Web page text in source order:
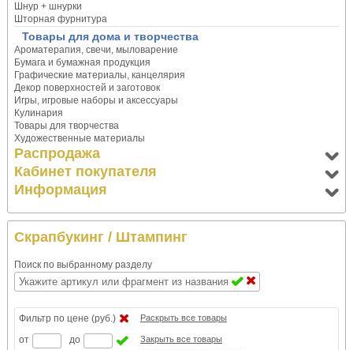
Шнур + шнурки
Шторная фурнитура
Товары для дома и творчества
Ароматерапия, свечи, мыловарение
Бумага и бумажная продукция
Графические материалы, канцелярия
Декор поверхностей и заготовок
Игры, игровые наборы и аксессуары
Кулинария
Товары для творчества
Художественные материалы
Распродажа
Кабинет покупателя
Информация
Скрапбукинг / Штампинг
Поиск по выбранному разделу
Фильтр по цене (руб.)
от
до
Раскрыть все товары
Закрыть все товары